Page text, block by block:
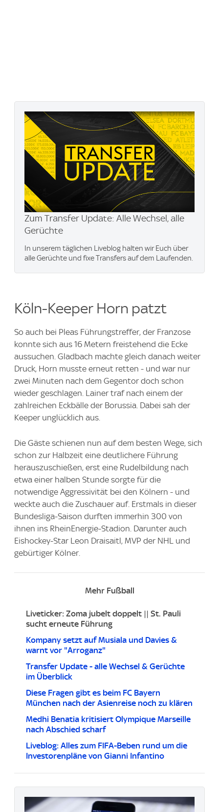
Zum Transfer Update: Alle Wechsel, alle
Gerüchte
In unserem täglichen Liveblog halten wir Euch über
alle Gerüchte und fixe Transfers auf dem Laufenden.
Köln-Keeper Horn patzt
So auch bei Pleas Führungstreffer, der Franzose
konnte sich aus 16 Metern freistehend die Ecke
aussuchen. Gladbach machte gleich danach weiter
Druck, Horn musste erneut retten - und war nur
zwei Minuten nach dem Gegentor doch schon
wieder geschlagen. Lainer traf nach einem der
zahlreichen Eckbälle der Borussia. Dabei sah der
Keeper unglücklich aus.
Die Gäste schienen nun auf dem besten Wege, sich
schon zur Halbzeit eine deutlichere Führung
herauszuschießen, erst eine Rudelbildung nach
etwa einer halben Stunde sorgte für die
notwendige Aggressivität bei den Kölnern - und
weckte auch die Zuschauer auf. Erstmals in dieser
Bundesliga-Saison durften immerhin 300 von
ihnen ins RheinEnergie-Stadion. Darunter auch
Eishockey-Star Leon Draisaitl, MVP der NHL und
gebürtiger Kölner.
Mehr Fußball
Liveticker: Zoma jubelt doppelt || St. Pauli
sucht erneute Führung
Kompany setzt auf Musiala und Davies &
warnt vor "Arroganz"
Transfer Update - alle Wechsel & Gerüchte
im Überblick
Diese Fragen gibt es beim FC Bayern
München nach der Asienreise noch zu klären
Medhi Benatia kritisiert Olympique Marseille
nach Abschied scharf
Liveblog: Alles zum FIFA-Beben rund um die
Investorenpläne von Gianni Infantino